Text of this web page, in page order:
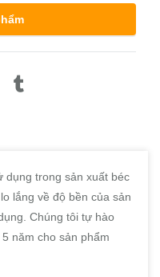
dụng trong sản xuất béc
lắng về độ bền của sản
Chúng tôi tự hào
năm cho sản phẩm